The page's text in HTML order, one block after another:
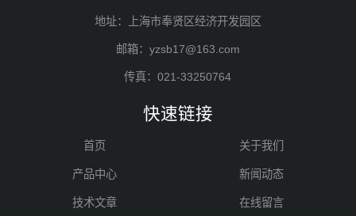
地址：上海市奉贤区经济开发园区
邮箱：yzsb17@163.com
传真：021-33250764
快速链接
首页 关于我们
产品中心 新闻动态
技术文章 在线留言